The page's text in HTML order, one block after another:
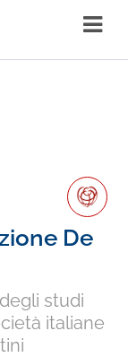
De
studi
italiane